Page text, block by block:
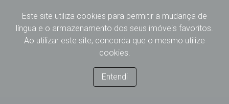
Este site utiliza cookies para permitir a mudança de
língua e o armazenamento dos seus imóveis favoritos.
Ao utilizar este site, concorda que o mesmo utilize
cookies.
Entendi